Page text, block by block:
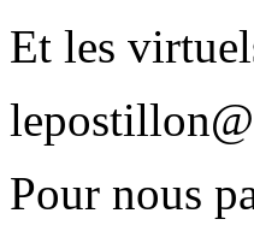
Et les
Pour nous